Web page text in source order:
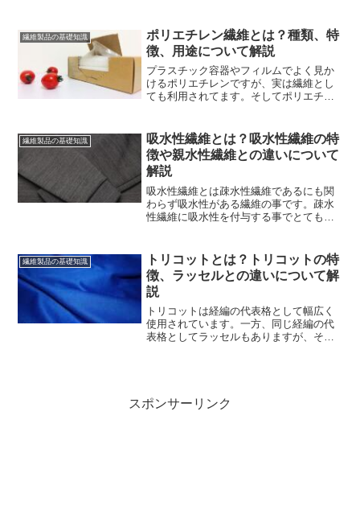
種類等について解説していますので、ぜ
ひご覧ください。
繊維製品の基礎知識
ポリエチレン繊維とは？種類、特
徴、用途について解説
プラスチック容器やフィルムでよく見か
けるポリエチレンですが、実は繊維とし
ても利用されてます。そしてポリエチレ
繊維について解説していますので、ぜひ
ご覧ください。
繊維製品の基礎知識
吸水性繊維とは？吸水性繊維の特
徴や親水性繊維との違いについて
解説
吸水性繊維とは疎水性繊維であるにも関
わらず吸水性がある繊維の事です。疎水
性繊維に吸水性を付与する事でとても機
性繊維について解説していますので、ぜ
ひご覧ください。
繊維製品の基礎知識
トリコットとは？トリコットの特
徴、ラッセルとの違いについて解
説
トリコットは経編の代表格として幅広く
使用されています。一方、同じ経編の代
表格としてラッセルもありますが、それ
スポンサーリンク